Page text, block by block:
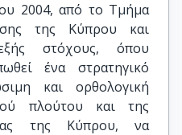
2004, από το Τμήμα
της Κύπρου και
στόχους, όπου
ένα στρατηγικό
και ορθολογική
πλούτου και της
της Κύπρου, να